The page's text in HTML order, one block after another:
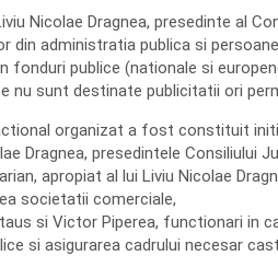
Nicolae Dragnea, presedinte al
din administratia publica si
fonduri publice (nationale si
nu sunt destinate publicitatii ori
organizat a fost constituit
Dragnea, presedintele Consiliului
apropiat al lui Liviu Nicolae
societatii comerciale,
si Victor Piperea, functionari in
si asigurarea cadrului necesar